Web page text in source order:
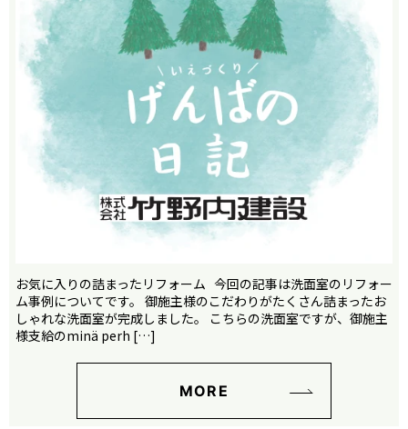
お気に入りの詰まったリフォーム 今回の記事は洗面室のリフォー
ム事例についてです。 御施主様のこだわりがたくさん詰まったお
しゃれな洗面室が完成しました。 こちらの洗面室ですが、御施主
様支給のminä perh […]
MORE